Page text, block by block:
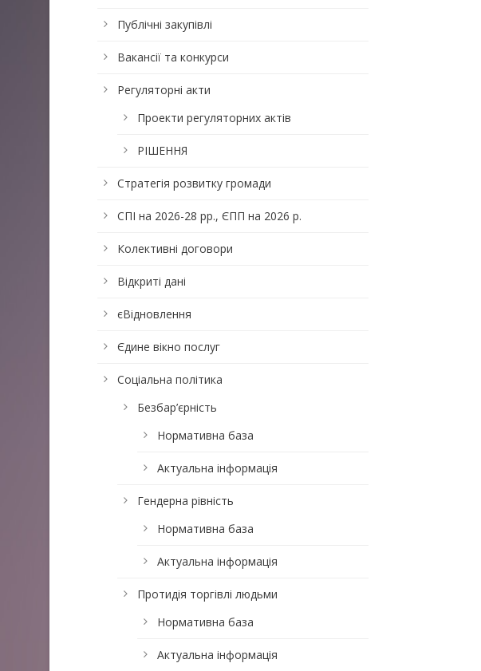
Публічні закупівлі
Вакансії та конкурси
Регуляторні акти
Проекти регуляторних актів
РІШЕННЯ
Стратегія розвитку громади
СПІ на 2026-28 рр., ЄПП на 2026 р.
Колективні договори
Відкриті дані
єВідновлення
Єдине вікно послуг
Соціальна політика
Безбар’єрність
Нормативна база
Актуальна інформація
Гендерна рівність
Нормативна база
Актуальна інформація
Протидія торгівлі людьми
Нормативна база
Актуальна інформація